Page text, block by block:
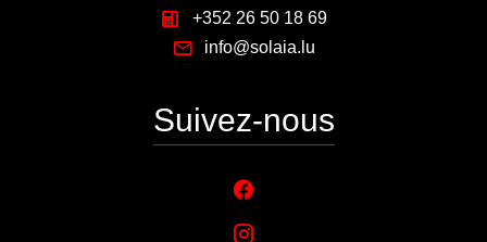
+352 26 50 18 69
info@solaia.lu
Suivez-nous